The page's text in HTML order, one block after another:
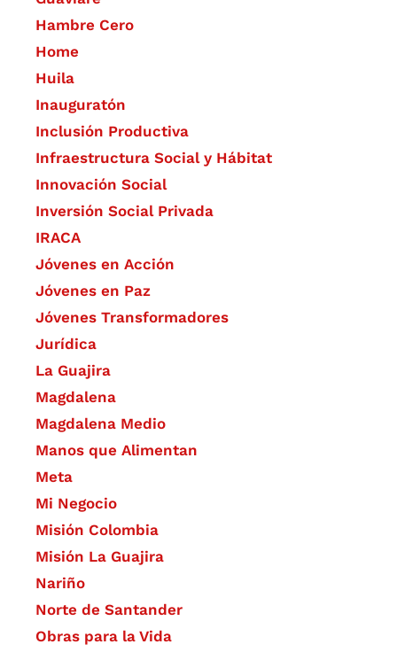
Hambre Cero
Home
Huila
Inauguratón
Inclusión Productiva
Infraestructura Social y Hábitat
​Innovación Social
Inversión Social Privada
IRACA
Jóvenes en Acción
Jóvenes en Paz
Jóvenes Transformadores
Jurídica
La Guajira
Magdalena
Magdalena Medio
Manos que Alimentan
Meta
Mi Negocio
Misión Colombia
Misión La Guajira
Nariño
Norte de Santander
Obras para la Vida